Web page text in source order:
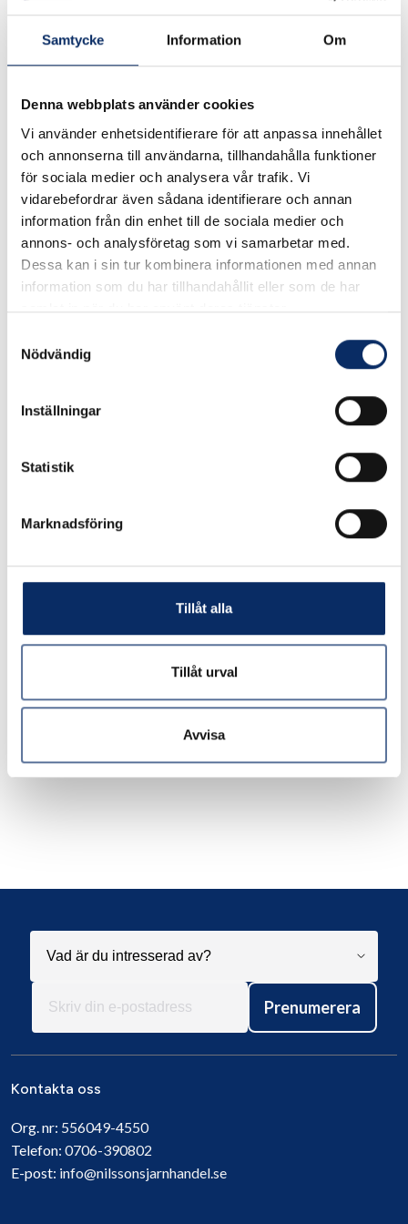
Samtycke Information Om
Denna webbplats använder cookies
Vi använder enhetsidentifierare för att anpassa innehållet
och annonserna till användarna, tillhandahålla funktioner
för sociala medier och analysera vår trafik. Vi
vidarebefordrar även sådana identifierare och annan
information från din enhet till de sociala medier och
annons- och analysföretag som vi samarbetar med.
Dessa kan i sin tur kombinera informationen med annan
information som du har tillhandahållit eller som de har
samlat in när du har använt deras tjänster.
Nödvändig
Inställningar
Statistik
Marknadsföring
Tillåt alla
Tillåt urval
Avvisa
Excenterlås 4091
70kr
Excenterlås 4100
exkl. moms: 94kr
Prenumerera
Kontakta oss
Org. nr: 556049-4550
Telefon: 0706-390802
E-post: info@nilssonsjarnhandel.se